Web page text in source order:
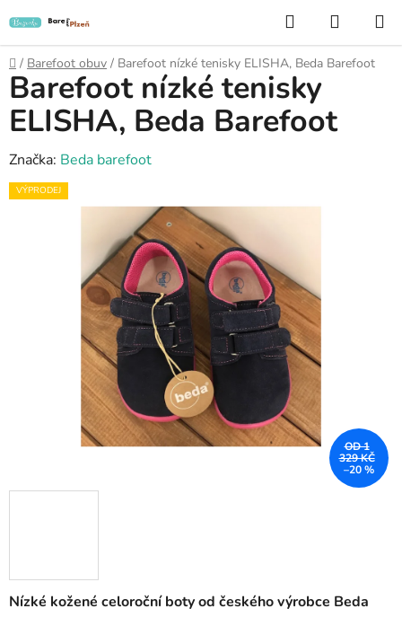
na
obsah
Hledat
KOŠÍK
Domů
/ Barefoot obuv / Barefoot nízké tenisky ELISHA, Beda Barefoot
Nízké kožené celoroční boty od českého výrobce Beda
Barefoot nízké tenisky
ELISHA, Beda Barefoot
Značka: Beda barefoot
VÝPRODEJ
OD 1
329 KČ
–20 %